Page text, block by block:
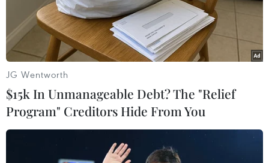
Gian hàng Tây Ninh quảng bá sản phẩm, điểm đến và các loại
nông sản đặc trưng tại hội chợ. (Ảnh: Nhật Lam/Vietnam+)
JG Wentworth
$15k In Unmanageable Debt? The "Relief
Program" Creditors Hide From You